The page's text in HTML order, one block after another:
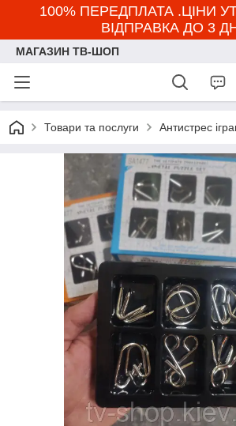
100% ПЕРЕДПЛАТА .ЦІНИ
ВІДПРАВКА ДО 3
МАГАЗИН ТВ-ШОП
Товари та послуги Антистрес